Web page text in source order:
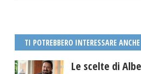
TI POTREBBERO INTERESSARE ANCHE
Le scelte di